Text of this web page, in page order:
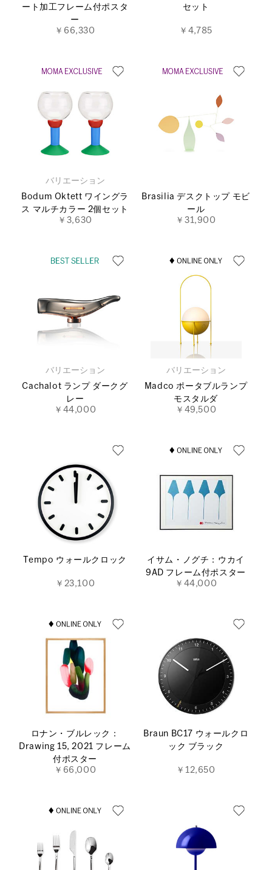
ート加工フレーム付ポスタ
ー
￥66,330
セット
￥4,785
バリエーション
Bodum Oktett ワイングラ
ス マルチカラー 2個セット
￥3,630
Brasilia デスクトップ モビ
ール
￥31,900
バリエーション
Cachalot ランプ ダークグ
レー
￥44,000
バリエーション
Madco ポータブルランプ
モスタルダ
￥49,500
Tempo ウォールクロック
￥23,100
イサム・ノグチ：ウカイ
9AD フレーム付ポスター
￥44,000
ロナン・ブルレック：
Drawing 15, 2021 フレーム
付ポスター
￥66,000
Braun BC17 ウォールクロ
ック ブラック
￥12,650